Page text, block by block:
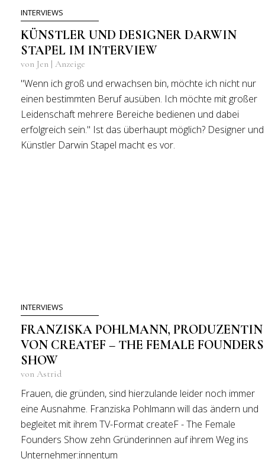
INTERVIEWS
KÜNSTLER UND DESIGNER DARWIN
STAPEL IM INTERVIEW
von Jen | Anzeige
"Wenn ich groß und erwachsen bin, möchte ich nicht nur
einen bestimmten Beruf ausüben. Ich möchte mit großer
Leidenschaft mehrere Bereiche bedienen und dabei
erfolgreich sein." Ist das überhaupt möglich? Designer und
Künstler Darwin Stapel macht es vor.
INTERVIEWS
FRANZISKA POHLMANN, PRODUZENTIN
VON CREATEF – THE FEMALE FOUNDERS
SHOW
von Astrid
Frauen, die gründen, sind hierzulande leider noch immer
eine Ausnahme. Franziska Pohlmann will das ändern und
begleitet mit ihrem TV-Format createF - The Female
Founders Show zehn Gründerinnen auf ihrem Weg ins
Unternehmer:innentum